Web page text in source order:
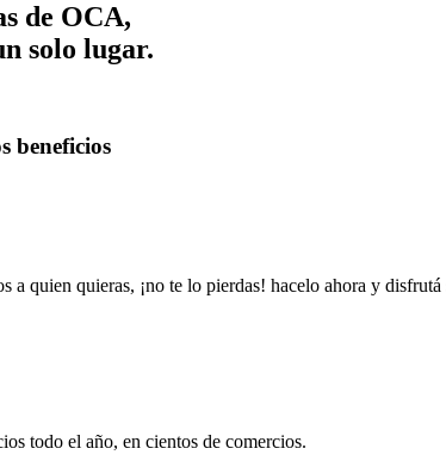
de OCA,
solo lugar.
beneficios
a quien quieras, ¡no te lo pierdas! hacelo ahora y
todo el año, en cientos de comercios.